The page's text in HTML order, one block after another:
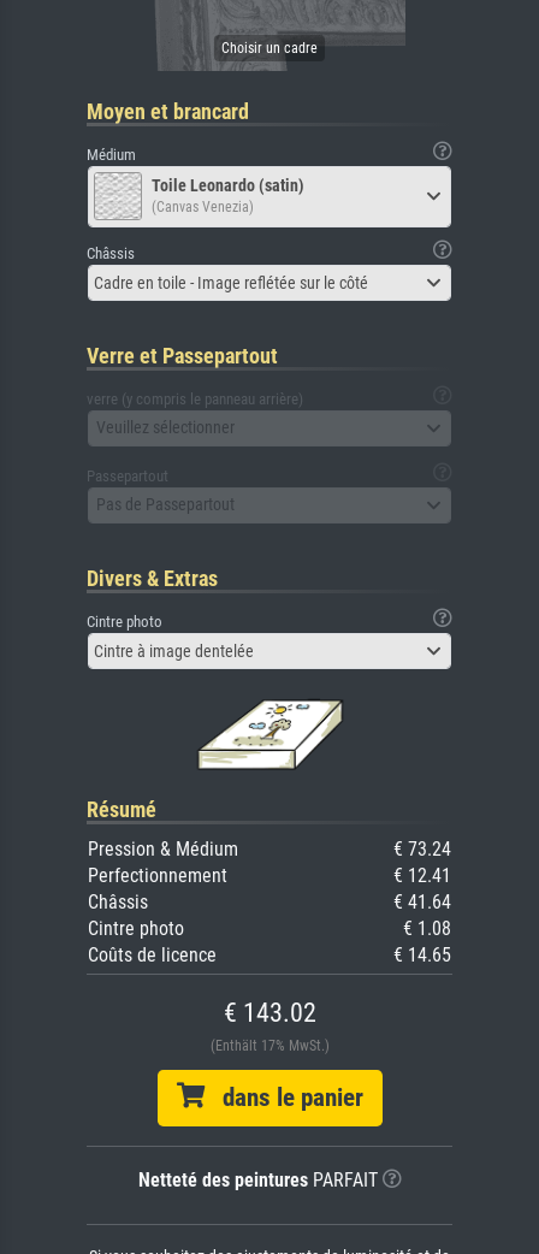
Moyen et brancard
Médium
Toile Leonardo (satin)
(Canvas Venezia)
Châssis
Cadre en toile - Image reflétée sur le côté
Verre et Passepartout
verre (y compris le panneau arrière)
Veuillez sélectionner
Passepartout
Pas de Passepartout
Divers & Extras
Cintre photo
Cintre à image dentelée
Résumé
Pression & Médium
€ 73.24
Perfectionnement
€ 12.41
Châssis
€ 41.64
Cintre photo
€ 1.08
Coûts de licence
€ 14.65
€ 143.02
(Enthält 17% MwSt.)
dans le panier
Netteté des peinturesPARFAIT